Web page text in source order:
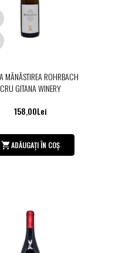
MĂNĂSTIREA ROHRBACH
CRU GITANA WINERY
158,00Lei
ADĂUGAȚI ÎN COȘ